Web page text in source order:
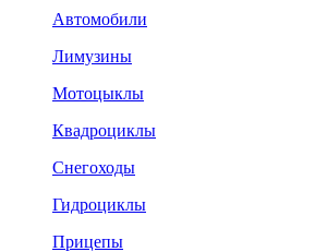
Автомобили
Лимузины
Мотоцыклы
Квадроциклы
Снегоходы
Гидроциклы
Прицепы